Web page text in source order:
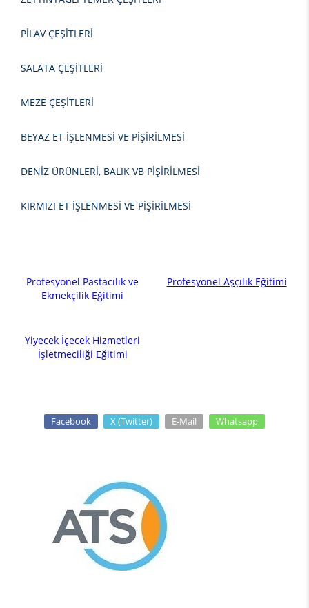
PİLAV ÇEŞİTLERİ
SALATA ÇEŞİTLERİ
MEZE ÇEŞİTLERİ
BEYAZ ET İŞLENMESİ VE PİŞİRİLMESİ
DENİZ ÜRÜNLERİ, BALIK VB PİŞİRİLMESİ
KIRMIZI ET İŞLENMESİ VE PİŞİRİLMESİ
Profesyonel Pastacılık ve
Ekmekçilik Eğitimi
Profesyonel Aşçılık Eğitimi
Yiyecek İçecek Hizmetleri
İşletmeciliği Eğitimi
Facebook X (Twitter) E-Mail Whatsapp